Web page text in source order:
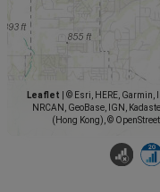
Leaflet
© Esri, HERE, Garmin,
NRCAN, GeoBase, IGN,
(Hong Kong), ©